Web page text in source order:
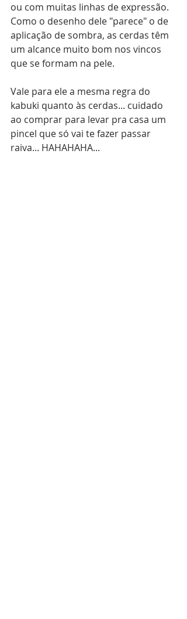
ou com muitas linhas de expressão.
Como o desenho dele "parece" o de
aplicação de sombra, as cerdas têm
um alcance muito bom nos vincos
que se formam na pele.
Vale para ele a mesma regra do
kabuki quanto às cerdas... cuidado
ao comprar para levar pra casa um
pincel que só vai te fazer passar
raiva... HAHAHAHA...